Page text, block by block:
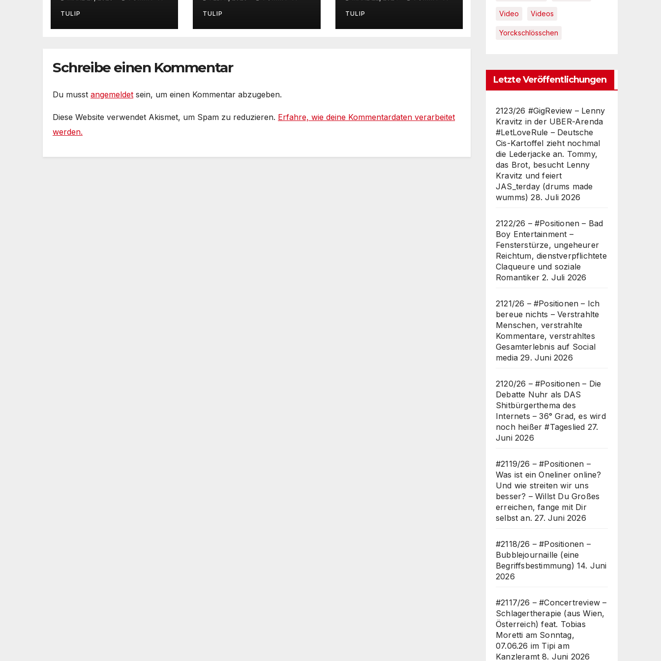
Ein Film von
Bedřich Ludvík
„Aktuel“ mit
Englisch)
TULIP
Gespräch mit
Markus Reuter
#Podcast
TULIP
Roberto Blanco –
Nie die Heiterkeit
verlieren
TULIP
Schreibe einen Kommentar
Du musst angemeldet sein, um einen Kommentar abzugeben.
Diese Website verwendet Akismet, um Spam zu reduzieren. Erfahre, wie deine Kommentardaten verarbeitet
werden.
Video Videos
Yorckschlösschen
Letzte Veröffentlichungen
2123/26 #GigReview – Lenny
Kravitz in der UBER-Arenda
#LetLoveRule – Deutsche
Cis-Kartoffel zieht nochmal
die Lederjacke an. Tommy,
das Brot, besucht Lenny
Kravitz und feiert
JAS_terday (drums made
wumms) 28. Juli 2026
2122/26 – #Positionen – Bad
Boy Entertainment –
Fensterstürze, ungeheurer
Reichtum, dienstverpflichtete
Claqueure und soziale
Romantiker 2. Juli 2026
2121/26 – #Positionen – Ich
bereue nichts – Verstrahlte
Menschen, verstrahlte
Kommentare, verstrahltes
Gesamterlebnis auf Social
media 29. Juni 2026
2120/26 – #Positionen – Die
Debatte Nuhr als DAS
Shitbürgerthema des
Internets – 36° Grad, es wird
noch heißer #Tageslied 27.
Juni 2026
#2119/26 – #Positionen –
Was ist ein Oneliner online?
Und wie streiten wir uns
besser? – Willst Du Großes
erreichen, fange mit Dir
selbst an. 27. Juni 2026
#2118/26 – #Positionen –
Bubblejournaille (eine
Begriffsbestimmung) 14. Juni
2026
#2117/26 – #Concertreview –
Schlagertherapie (aus Wien,
Österreich) feat. Tobias
Moretti am Sonntag,
07.06.26 im Tipi am
Kanzleramt 8. Juni 2026